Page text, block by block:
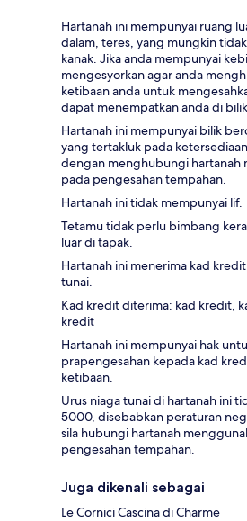
Hartanah ini mempunyai ruang
dalam, teres, yang mungkin
kanak. Jika anda mempunyai
mengesyorkan agar anda
ketibaan anda untuk
dapat menempatkan anda di
Hartanah ini mempunyai bilik
yang tertakluk pada
dengan menghubungi hartanah
pada pengesahan tempahan.
Hartanah ini tidak mempunyai lif.
Tetamu tidak perlu bimbang
luar di tapak.
Hartanah ini menerima kad
tunai.
Kad kredit diterima: kad kredit,
kredit
Hartanah ini mempunyai hak
prapengesahan kepada kad
ketibaan.
Urus niaga tunai di hartanah ini
5000, disebabkan peraturan
sila hubungi hartanah
pengesahan tempahan.
Juga dikenali sebagai
Le Cornici Cascina di Charme